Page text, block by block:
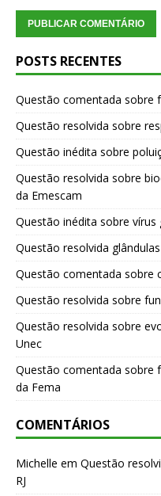
POSTS RECENTES
Questão comentada sobre
Questão resolvida sobre
Questão inédita sobre
Questão resolvida sobre
da Emescam
Questão inédita sobre vírus
Questão resolvida
Questão comentada sobre
Questão resolvida sobre
Questão resolvida sobre
Unec
Questão comentada sobre
da Fema
COMENTÁRIOS
Michelle em Questão
RJ